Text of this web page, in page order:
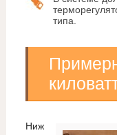
типа.
Ниж